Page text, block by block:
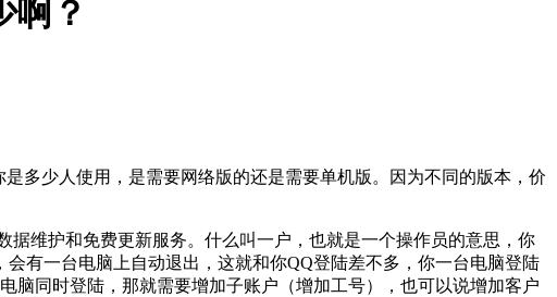
啊？
多少人使用，是需要网络版的还是需要单机版。因为不同的版本，价
维护和免费更新服务。什么叫一户，也就是一个操作员的意思，你
有一台电脑上自动退出，这就和你QQ登陆差不多，你一台电脑登陆
脑同时登陆，那就需要增加子账户（增加工号），也可以说增加客户